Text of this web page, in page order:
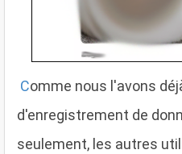
Comme nous l'avons
d'enregistrement de
seulement, les autres